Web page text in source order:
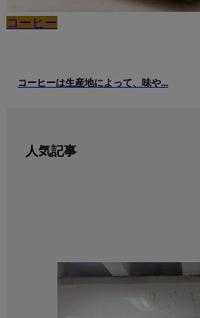
コーヒー
コーヒーは生産地によって、味や...
人気記事